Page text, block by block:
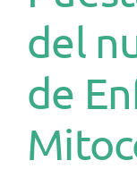
del
de